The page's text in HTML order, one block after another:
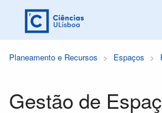
Planeamento e Recursos Espaços
Gestão de